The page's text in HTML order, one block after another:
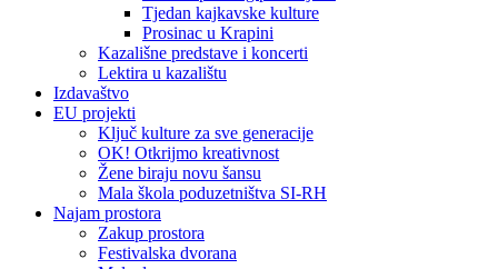
Tjedan kajkavske kulture
Prosinac u Krapini
Kazališne predstave i koncerti
Lektira u kazalištu
Izdavaštvo
EU projekti
Ključ kulture za sve generacije
OK! Otkrijmo kreativnost
Žene biraju novu šansu
Mala škola poduzetništva SI-RH
Najam prostora
Zakup prostora
Festivalska dvorana